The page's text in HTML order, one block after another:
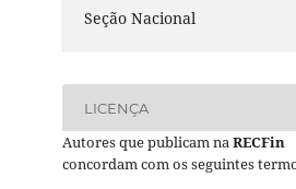
Seção Nacional
LICENÇA
Autores que publicam naRECFin
concordam com os seguintes